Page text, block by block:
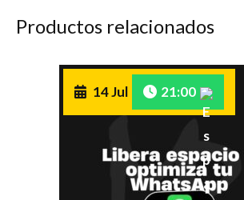
Productos relacionados
14 Jul 21:00